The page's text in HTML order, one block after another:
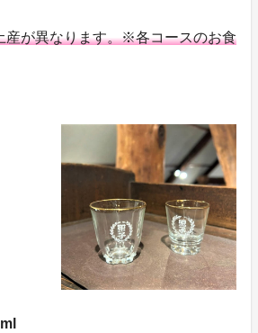
産が異なります。※各コースのお食